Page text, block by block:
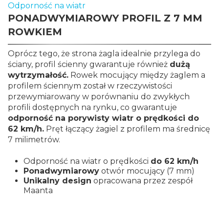
Odporność na wiatr
PONADWYMIAROWY PROFIL Z 7 MM
ROWKIEM
Oprócz tego, że strona żagla idealnie przylega do
ściany, profil ścienny gwarantuje również dużą
wytrzymałość. Rowek mocujący między żaglem a
profilem ściennym został w rzeczywistości
przewymiarowany w porównaniu do zwykłych
profili dostępnych na rynku, co gwarantuje
odporność na porywisty wiatr o prędkości do
62 km/h. Pręt łączący żagiel z profilem ma średnicę
7 milimetrów.
Odporność na wiatr o prędkości do 62 km/h
Ponadwymiarowy otwór mocujący (7 mm)
Unikalny design opracowana przez zespół
Maanta